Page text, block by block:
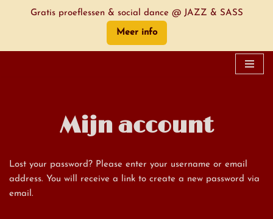
Mijn account
Lost your password? Please enter your username or email
address. You will receive a link to create a new password via
email.
Gratis proeflessen & social dance @ JAZZ & SASS
Meer info